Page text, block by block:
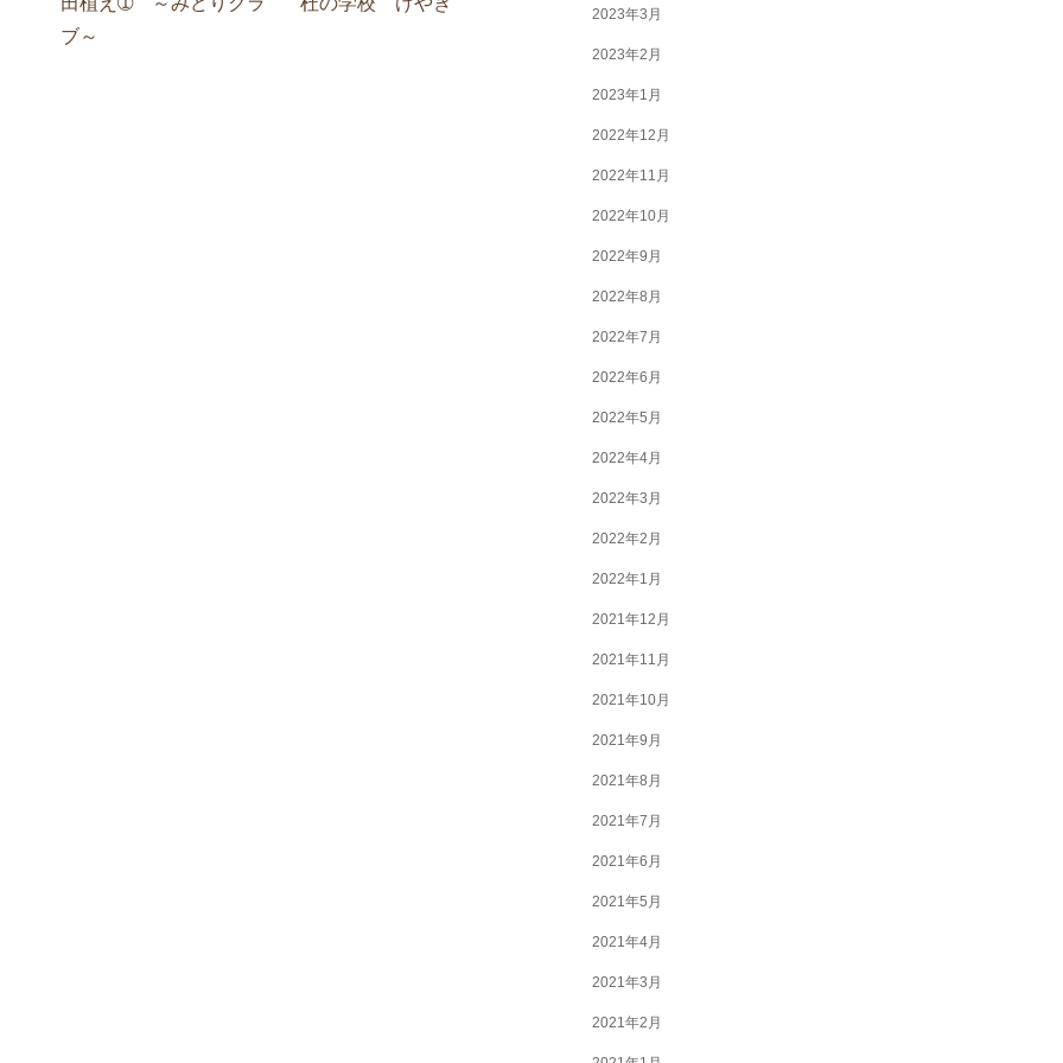
ブ～
2023年3月
2023年2月
2023年1月
2022年12月
2022年11月
2022年10月
2022年9月
2022年8月
2022年7月
2022年6月
2022年5月
2022年4月
2022年3月
2022年2月
2022年1月
2021年12月
2021年11月
2021年10月
2021年9月
2021年8月
2021年7月
2021年6月
2021年5月
2021年4月
2021年3月
2021年2月